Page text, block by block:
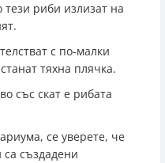
тези риби излизат на
с по-малки
тяхна плячка.
със скат е рибата
се уверете, че
създадени